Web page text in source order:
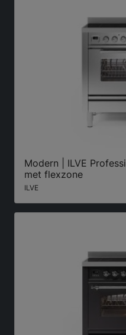
Modern | ILVE
met flexzone
ILVE